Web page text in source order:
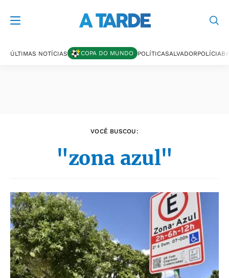
ÚLTIMAS NOTÍCIAS COPA DO MUNDO POLÍTICASALVADORPOLÍCIA
VOCÊ BUSCOU:
"zona azul"